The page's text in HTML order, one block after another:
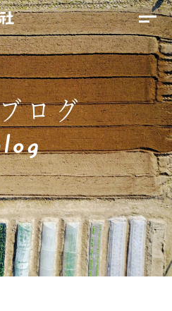
ログ